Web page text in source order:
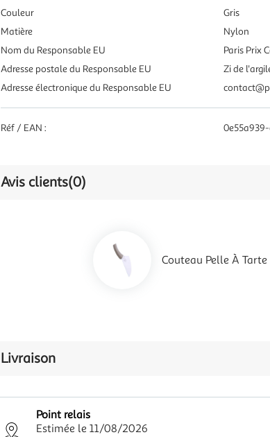
Couleur
Gris
Matière
Nylon
Nom du Responsable EU
Paris Prix
Adresse postale du Responsable EU
Zi de
Adresse électronique du Responsable EU
Réf / EAN :
Avis clients(0)
Couteau Pelle À
Livraison
Point relais
Estimée le 11/08/2026